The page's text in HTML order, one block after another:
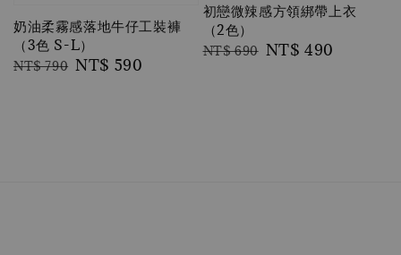
奶油柔霧感落地牛仔工裝褲
（3色 S-L）
Regular
NT$ 790 Sale
NT$ 590
初戀微辣感方領綁帶上衣
（2色）
Regular
NT$ 690 Sale
NT$ 490